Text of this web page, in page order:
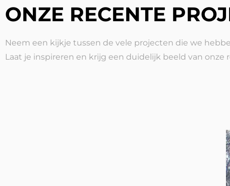
ONZE RECENTE
Neem een kijkje tussen de vele projecten die we
Laat je inspireren en krijg een duidelijk beeld van onze